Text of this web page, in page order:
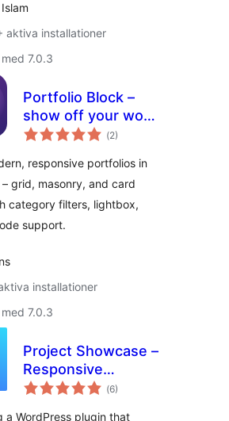
aktiva installationer
7.0.3
Portfolio Block –
show off your work
with stunning
(Totalt
antal
2)
responsive portfolios in
grid, masonry, and card
category filters, lightbox,
support.
installationer
7.0.3
Project Showcase –
Responsive
Portfolio, Case
(Totalt
antal
6)
a WordPress plugin that